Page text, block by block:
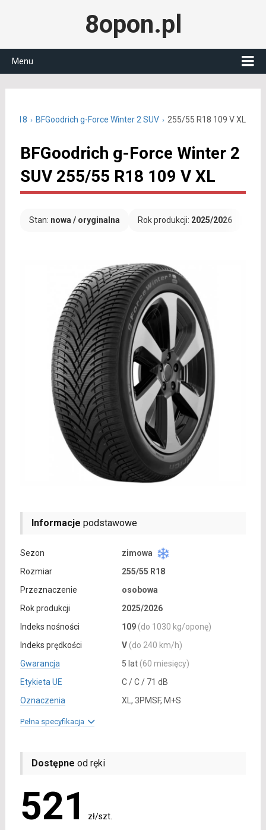
8opon.pl
Menu
R18 BFGoodrich g-Force Winter 2 SUV 255/55 R18 109 V XL
BFGoodrich g-Force Winter 2
SUV 255/55 R18 109 V XL
Stan: nowa / oryginalna Rok produkcji: 2025/2026
Informacje podstawowe
Sezon
zimowa
Rozmiar
255/55 R18
Przeznaczenie
osobowa
Rok produkcji
2025/2026
Indeks nośności
109 (do 1030 kg/oponę)
Indeks prędkości
V (do 240 km/h)
Gwarancja
5 lat (60 miesięcy)
Etykieta UE
C / C / 71 dB
Oznaczenia
XL, 3PMSF, M+S
Pełna specyfikacja
Dostępne od ręki
521 zł/szt.